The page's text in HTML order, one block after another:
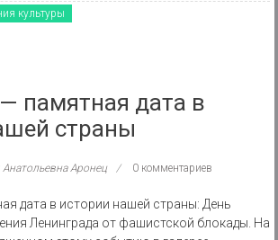
культуры
памятная дата в
страны
Аронец 0 комментариев
дата в истории нашей страны: День
Ленинграда от фашистской блокады. На